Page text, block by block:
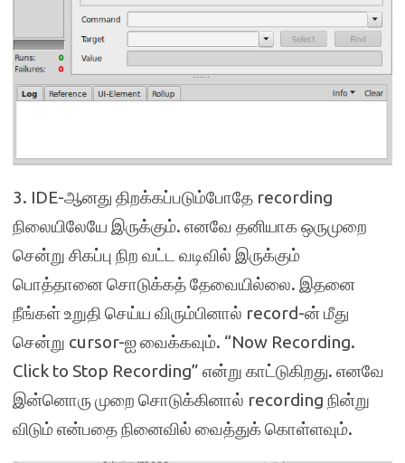
3. IDE-ஆனது திறக்கப்படும்போதே recording
நிலையிலேயே இருக்கும். எனவே தனியாக ஒருமுறை
சென்று சிகப்பு நிற வட்ட வடிவில் இருக்கும்
பொத்தானை சொடுக்கத் தேவையில்லை. இதனை
நீங்கள் உறுதி செய்ய விரும்பினால் record-ன் மீது
சென்று cursor-ஐ வைக்கவும். “Now Recording.
Click to Stop Recording” என்று காட்டுகிறது. எனவே
இன்னொரு முறை சொடுக்கினால் recording நின்று
விடும் என்பதை நினைவில் வைத்துக் கொள்ளவும்.